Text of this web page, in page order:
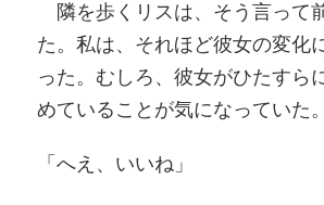
隣を歩くリスは、そう言って
た。私は、それほど彼女の変化
った。むしろ、彼女がひたすら
めていることが気になっていた。
「へえ、いいね」